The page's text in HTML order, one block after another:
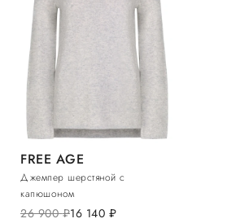
FREE AGE
Джемпер шерстяной с
капюшоном
26 900руб.16 140 руб.